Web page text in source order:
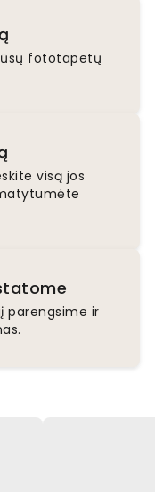
fototapetų
visą jos
parengsime ir